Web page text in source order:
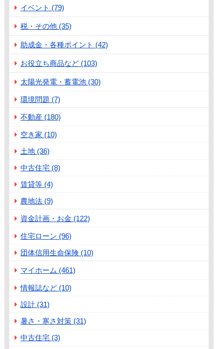
イベント (79)
税・その他 (35)
助成金・各種ポイント (42)
お役立ち商品など (103)
太陽光発電・蓄電池 (30)
環境問題 (7)
不動産 (180)
空き家 (10)
土地 (36)
中古住宅 (8)
賃貸等 (4)
農地法 (9)
資金計画・お金 (122)
住宅ローン (96)
団体信用生命保険 (10)
マイホーム (461)
情報誌など (10)
設計 (31)
暑さ・寒さ対策 (31)
中古住宅 (3)